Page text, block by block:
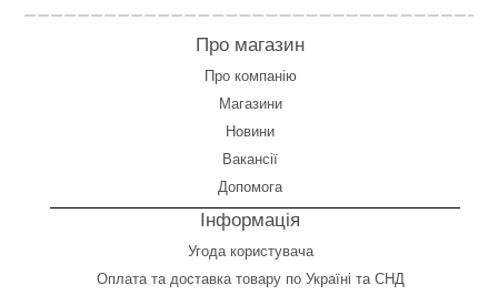
Про магазин
Про компанію
Магазини
Новини
Вакансії
Допомога
Інформація
Угода користувача
Оплата та доставка товару по Україні та СНД